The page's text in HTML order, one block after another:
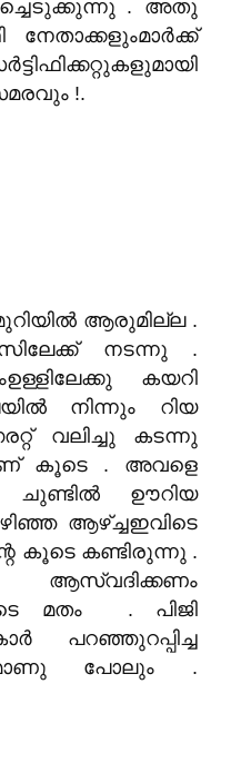
. അതു
നേതാക്കളുംമാർക്ക്
!.
ആരുമില്ല .
നടന്നു .
കയറി
നിന്നും റിയ
വലിച്ചു കടന്നു
കൂടെ . അവളെ
ചുണ്ടിൽ ഊറിയ
ആഴ്ച്ചഇവിടെ
കൂടെ കണ്ടിരുന്നു .
ആസ്വദിക്കണം
മതം . പിജി
പറഞ്ഞുറപ്പിച്ച
പോലും .